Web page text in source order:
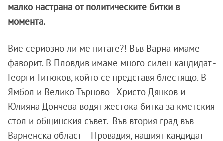
малко настрана от политическите битки в
момента.
Вие сериозно ли ме питате?! Във Варна имаме
фаворит. В Пловдив имаме много силен кандидат -
Георги Титюков, който се представя блестящо. В
Ямбол и Велико Търново Христо Дянков и
Юлияна Дончева водят жестока битка за кметския
стол и общинския съвет. Във втория град във
Варненска област – Провадия, нашият кандидат